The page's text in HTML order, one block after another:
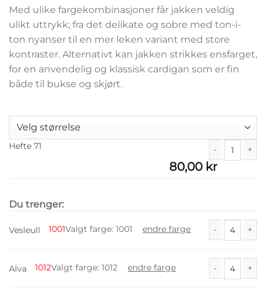
Med ulike fargekombinasjoner får jakken veldig
ulikt uttrykk; fra det delikate og sobre med ton-i-
ton nyanser til en mer leken variant med store
kontraster. Alternativt kan jakken strikkes ensfarget,
for en anvendelig og klassisk cardigan som er fin
både til bukse og skjørt.
Hefte 71
80,00 kr
Hefte 71 antall
Du trenger:
Vesleull 1001Valgt farge:1001 endre farge
Alva 1012Valgt farge:1012 endre farge